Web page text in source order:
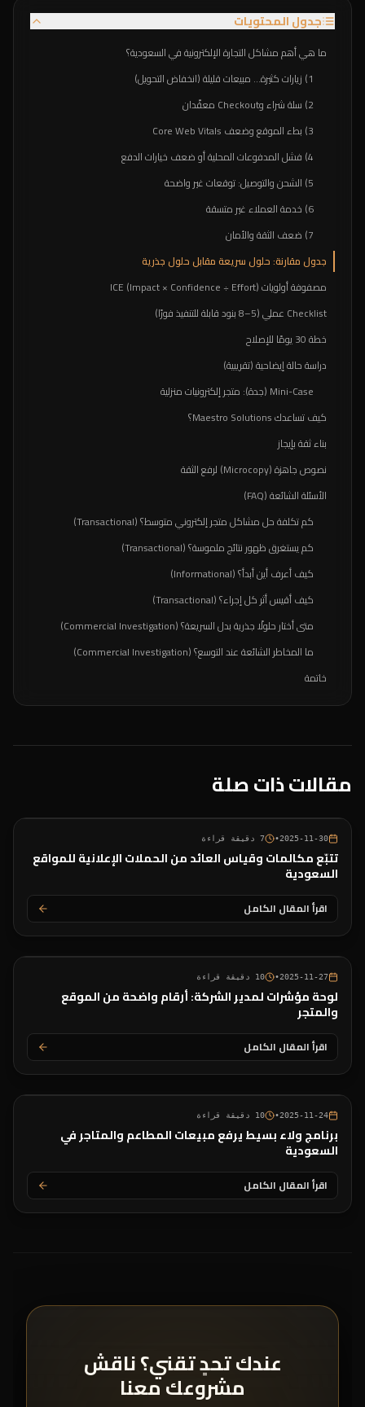
جدول المحتويات
ما هي أهم مشاكل التجارة الإلكترونية في السعودية؟
1) زيارات كثيرة… مبيعات قليلة (انخفاض التحويل)
2) سلة شراء وCheckout معقّدان
3) بطء الموقع وضعف Core Web Vitals
4) فشل المدفوعات المحلية أو ضعف خيارات الدفع
5) الشحن والتوصيل: توقعات غير واضحة
6) خدمة العملاء غير متسقة
7) ضعف الثقة والأمان
جدول مقارنة: حلول سريعة مقابل حلول جذرية
مصفوفة أولويات ICE (Impact × Confidence ÷ Effort)
Checklist عملي (5–8 بنود قابلة للتنفيذ فورًا)
خطة 30 يومًا للإصلاح
دراسة حالة إيضاحية (تقريبية)
Mini-Case (جدة): متجر إلكترونيات منزلية
كيف تساعدك Maestro Solutions؟
بناء ثقة بإيجاز
نصوص جاهزة (Microcopy) لرفع الثقة
الأسئلة الشائعة (FAQ)
كم تكلفة حل مشاكل متجر إلكتروني متوسط؟ (Transactional)
كم يستغرق ظهور نتائج ملموسة؟ (Transactional)
كيف أعرف أين أبدأ؟ (Informational)
كيف أقيس أثر كل إجراء؟ (Transactional)
متى أختار حلولًا جذرية بدل السريعة؟ (Commercial Investigation)
ما المخاطر الشائعة عند التوسع؟ (Commercial Investigation)
خاتمة
مقالات ذات صلة
2025-11-30
•
7 دقيقة قراءة
تتبّع مكالمات وقياس العائد من الحملات الإعلانية للمواقع
السعودية
اقرأ المقال الكامل
2025-11-27
•
10 دقيقة قراءة
لوحة مؤشرات لمدير الشركة: أرقام واضحة من الموقع
والمتجر
اقرأ المقال الكامل
2025-11-24
•
10 دقيقة قراءة
برنامج ولاء بسيط يرفع مبيعات المطاعم والمتاجر في
السعودية
اقرأ المقال الكامل
عندك تحدٍ تقني؟ ناقش
مشروعك معنا